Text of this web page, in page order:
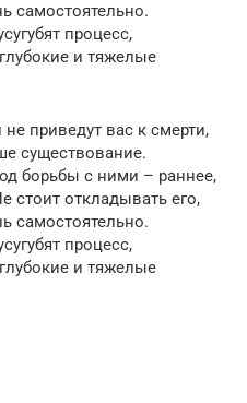
самостоятельно.
процесс,
и тяжелые
приведут вас к смерти,
существование.
борьбы с ними – раннее,
стоит откладывать его,
самостоятельно.
процесс,
и тяжелые